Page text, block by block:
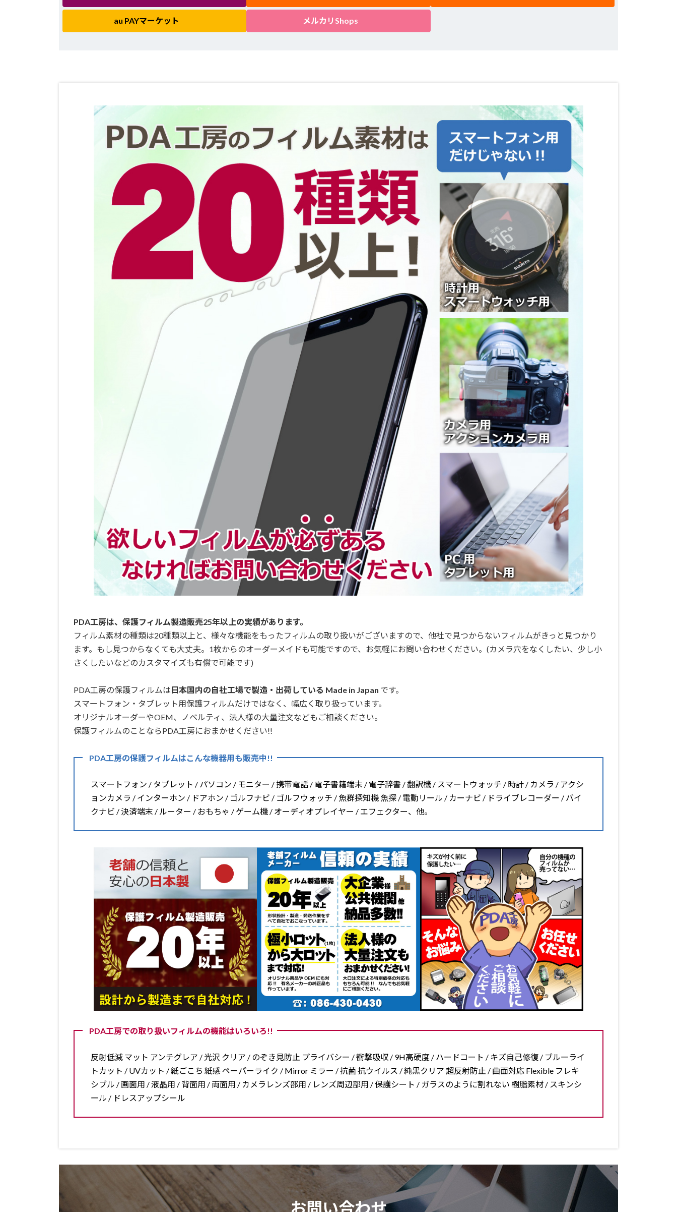
au PAYマーケット メルカリShops
PDA工房は、保護フィルム製造販売25年以上の実績があります。
フィルム素材の種類は20種類以上と、様々な機能をもったフィルムの取り扱いがございますので、他社で見つからないフィルムがきっと見つかり
ます。もし見つからなくても大丈夫。1枚からのオーダーメイドも可能ですので、お気軽にお問い合わせください。(カメラ穴をなくしたい、少し小
さくしたいなどのカスタマイズも有償で可能です)
PDA工房の保護フィルムは 日本国内の自社工場で製造・出荷している Made in Japan です。
スマートフォン・タブレット用保護フィルムだけではなく、幅広く取り扱っています。
オリジナルオーダーやOEM、ノベルティ、法人様の大量注文などもご相談ください。
保護フィルムのことならPDA工房におまかせください!!
PDA工房の保護フィルムはこんな機器用も販売中!!
スマートフォン / タブレット / パソコン / モニター / 携帯電話 / 電子書籍端末 / 電子辞書 / 翻訳機 / スマートウォッチ / 時計 / カメラ / アクシ
ョンカメラ / インターホン / ドアホン / ゴルフナビ / ゴルフウォッチ / 魚群探知機 魚探 / 電動リール / カーナビ / ドライブレコーダー / バイ
クナビ / 決済端末 / ルーター / おもちゃ / ゲーム機 / オーディオプレイヤー / エフェクター、他。
PDA工房での取り扱いフィルムの機能はいろいろ!!
反射低減 マット アンチグレア / 光沢 クリア / のぞき見防止 プライバシー / 衝撃吸収 / 9H高硬度 / ハードコート / キズ自己修復 / ブルーライ
トカット / UVカット / 紙ごこち 紙感 ペーパーライク / Mirror ミラー / 抗菌 抗ウイルス / 純黒クリア 超反射防止 / 曲面対応 Flexible フレキ
シブル / 画面用 / 液晶用 / 背面用 / 両面用 / カメラレンズ部用 / レンズ周辺部用 / 保護シート / ガラスのように割れない 樹脂素材 / スキンシ
ール / ドレスアップシール
お問い合わせ